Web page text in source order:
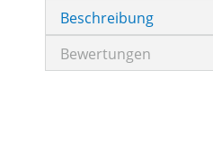
Beschreibung
Bewertungen